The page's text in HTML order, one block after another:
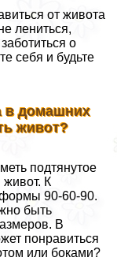
от живота
лениться,
о
себя и будьте
в домашних
живот?
подтянутое
живот. К
90-60-90.
быть
В
понравиться
или боками?